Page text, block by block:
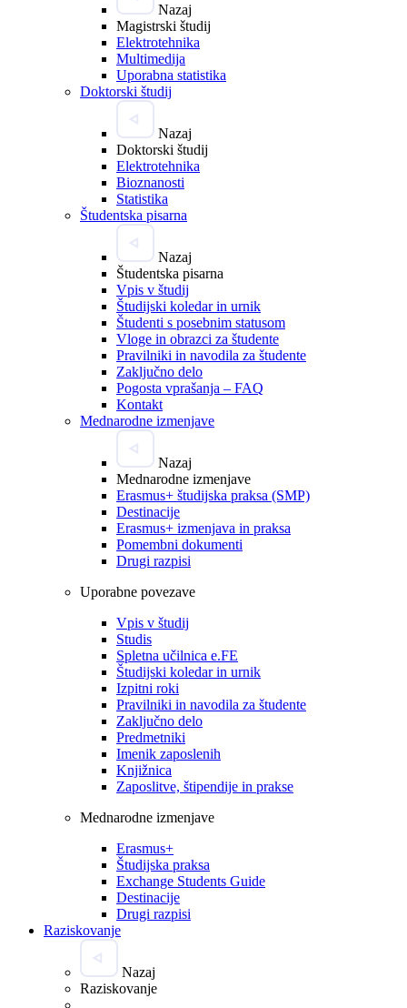
Nazaj
Magistrski študij
Elektrotehnika
Multimedija
Uporabna statistika
Doktorski študij
Nazaj
Doktorski študij
Elektrotehnika
Bioznanosti
Statistika
Študentska pisarna
Nazaj
Študentska pisarna
Vpis v študij
Študijski koledar in urnik
Študenti s posebnim statusom
Vloge in obrazci za študente
Pravilniki in navodila za študente
Zaključno delo
Pogosta vprašanja – FAQ
Kontakt
Mednarodne izmenjave
Nazaj
Mednarodne izmenjave
Erasmus+ študijska praksa (SMP)
Destinacije
Erasmus+ izmenjava in praksa
Pomembni dokumenti
Drugi razpisi
Uporabne povezave
Vpis v študij
Studis
Spletna učilnica e.FE
Študijski koledar in urnik
Izpitni roki
Pravilniki in navodila za študente
Zaključno delo
Predmetniki
Imenik zaposlenih
Knjižnica
Zaposlitve, štipendije in prakse
Mednarodne izmenjave
Erasmus+
Študijska praksa
Exchange Students Guide
Destinacije
Drugi razpisi
Raziskovanje
Nazaj
Raziskovanje